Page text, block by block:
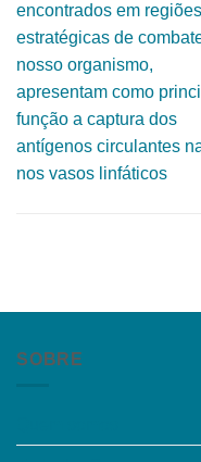
encontrados em regiões
estratégicas de
nosso organismo,
apresentam como
função a captura dos
antígenos circulantes
nos vasos linfáticos
SOBRE